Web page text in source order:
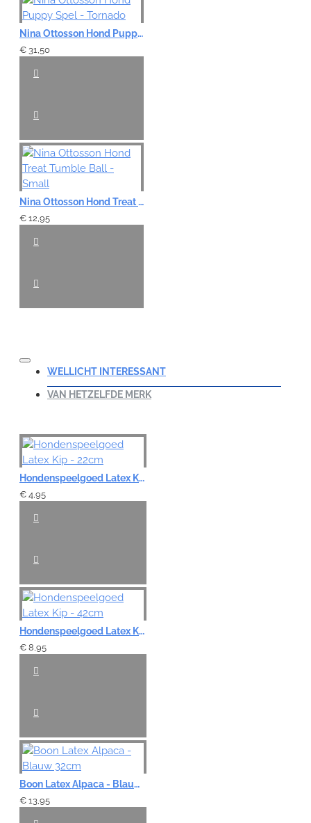
Nina Ottosson Hond Puppy Spel - Tornado
€ 31,50
Nina Ottosson Hond Treat Tumble Ball - Small
€ 12,95
WELLICHT INTERESSANT
VAN HETZELFDE MERK
Hondenspeelgoed Latex Kip - 22cm
€ 4,95
Hondenspeelgoed Latex Kip - 42cm
€ 8,95
Boon Latex Alpaca - Blauw 32cm
€ 13,95